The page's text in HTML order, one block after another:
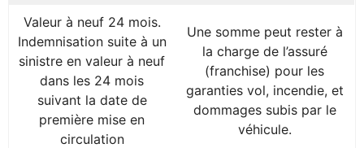
Valeur à neuf 24 mois.
Indemnisation suite à un
sinistre en valeur à neuf
dans les 24 mois
suivant la date de
première mise en
circulation
Une somme peut rester à
la charge de l’assuré
(franchise) pour les
garanties vol, incendie, et
dommages subis par le
véhicule.